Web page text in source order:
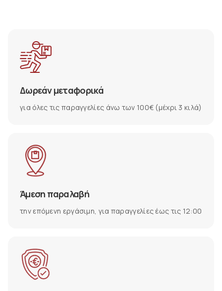
Δωρεάν μεταφορικά
για όλες τις παραγγελίες άνω των 100€ (μέχρι 3 κιλά)
Άμεση παραλαβή
την επόμενη εργάσιμη, για παραγγελίες έως τις 12:00